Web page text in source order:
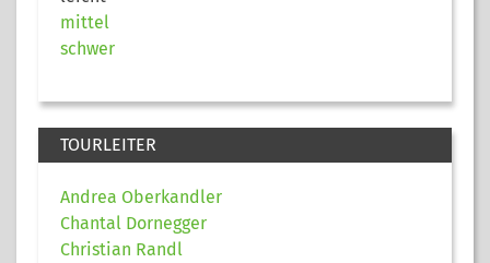
mittel
schwer
TOURLEITER
Andrea Oberkandler
Chantal Dornegger
Christian Randl